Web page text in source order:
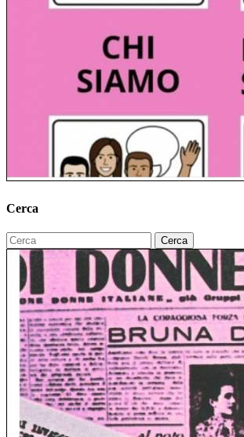
Cerca